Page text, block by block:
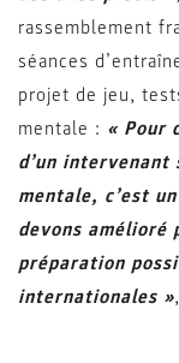
rassemblement
séances
projet de jeu,
mentale : « Pour
d’un
mentale, c’est
devons
préparation
internationales »